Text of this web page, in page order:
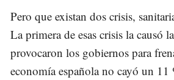
Pero que existan dos crisis,
La primera de esas crisis la causó
provocaron los gobiernos para
economía española no cayó un